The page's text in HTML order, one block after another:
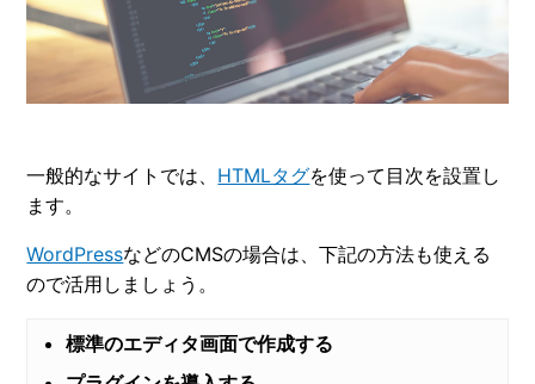
一般的なサイトでは、 HTMLタグを使って目次を設置し
ます。
WordPressなどのCMSの場合は、下記の方法も使える
ので活用しましょう。
標準のエディタ画面で作成する